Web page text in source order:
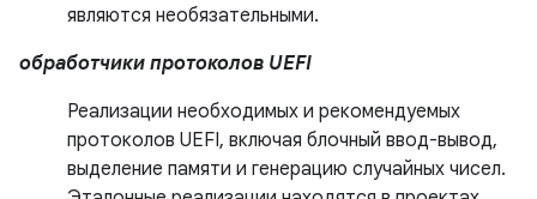
являются необязательными.
обработчики протоколов UEFI
Реализации необходимых и рекомендуемых
протоколов UEFI, включая блочный ввод-вывод,
выделение памяти и генерацию случайных чисел.